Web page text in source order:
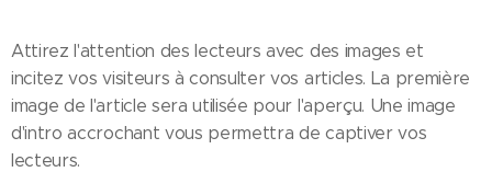
Attirez l'attention des lecteurs avec des images et
incitez vos visiteurs à consulter vos articles. La première
image de l'article sera utilisée pour l'aperçu. Une image
d'intro accrochant vous permettra de captiver vos
lecteurs.